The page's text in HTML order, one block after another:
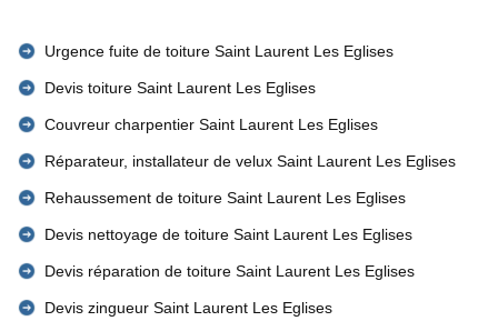
Urgence fuite de toiture Saint Laurent Les Eglises
Devis toiture Saint Laurent Les Eglises
Couvreur charpentier Saint Laurent Les Eglises
Réparateur, installateur de velux Saint Laurent Les Eglises
Rehaussement de toiture Saint Laurent Les Eglises
Devis nettoyage de toiture Saint Laurent Les Eglises
Devis réparation de toiture Saint Laurent Les Eglises
Devis zingueur Saint Laurent Les Eglises